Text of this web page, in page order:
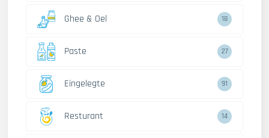
Ghee & Oel 18
Paste 27
Eingelegte 91
Resturant 14